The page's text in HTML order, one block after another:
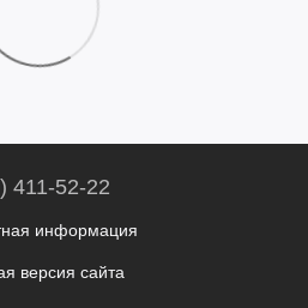
411-52-22
информация
версия сайта